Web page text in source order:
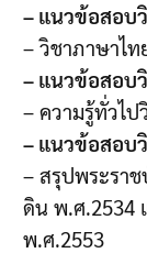
– แนวข้อสอบ
– วิชาภาษาไท
– แนวข้อสอบ
– ความรู้ทั่วไ
– แนวข้อสอบ
– สรุปพระรา
ดิน พ.ศ.2534
พ.ศ.2553